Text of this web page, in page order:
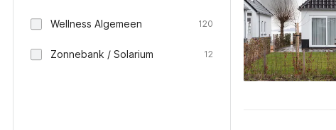
Wellness Algemeen 120
Zonnebank / Solarium 12